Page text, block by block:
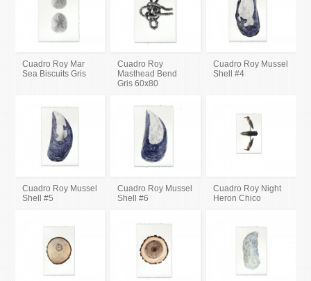
Cuadro Roy Mar
Sea Biscuits Gris
Cuadro Roy
Masthead Bend
Gris 60x80
Cuadro Roy Mussel
Shell #4
Cuadro Roy Mussel
Shell #5
Cuadro Roy Mussel
Shell #6
Cuadro Roy Night
Heron Chico